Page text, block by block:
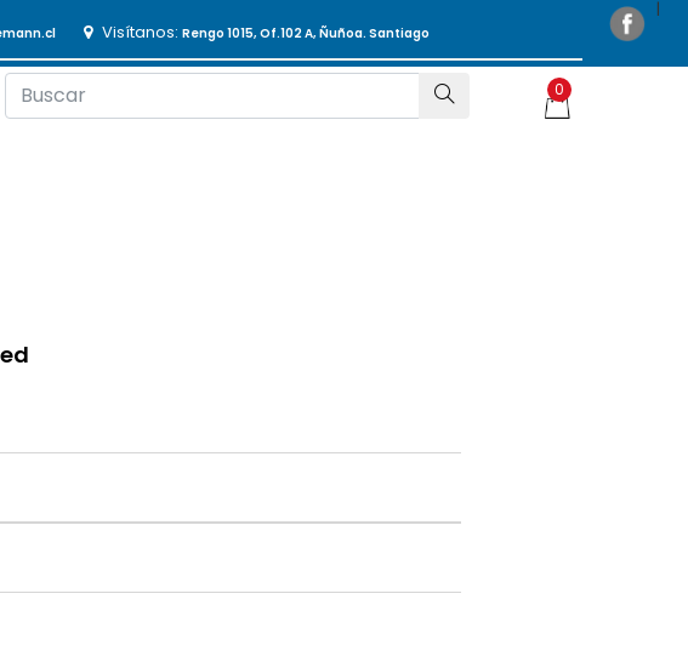
Visítanos: Rengo 1015, Of.102 A, Ñuñoa. Santiago